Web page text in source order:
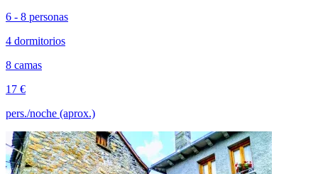
6 - 8 personas
4 dormitorios
8 camas
17 €
pers./noche (aprox.)